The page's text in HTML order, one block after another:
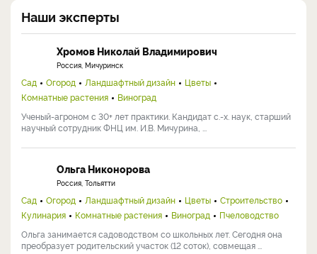
Наши эксперты
Хромов Николай Владимирович
Россия, Мичуринск
Сад Огород Ландшафтный дизайн
Цветы
Комнатные растения
Виноград
Ученый-агроном с 30+ лет практики. Кандидат с.-х. наук, старший
научный сотрудник ФНЦ им. И.В. Мичурина, ...
Ольга Никонорова
Россия, Тольятти
Сад Огород Ландшафтный дизайн Цветы
Строительство
Кулинария
Комнатные растения Виноград
Пчеловодство
Ольга занимается садоводством со школьных лет. Сегодня она
преобразует родительский участок (12 соток), совмещая ...